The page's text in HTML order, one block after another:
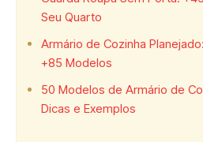
Seu Quarto
Armário de Cozinha
+85 Modelos
50 Modelos de Armário de
Dicas e Exemplos